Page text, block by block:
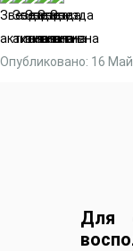
Опубликовано: 16
Для